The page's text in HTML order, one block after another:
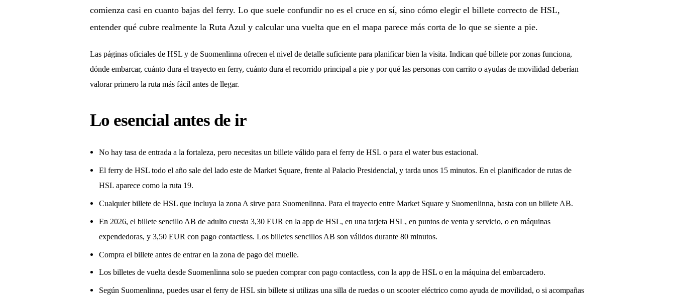
comienza casi en cuanto bajas del ferry. Lo que suele confundir no es el cruce en sí, sino cómo elegir el billete correcto de HSL,
entender qué cubre realmente la Ruta Azul y calcular una vuelta que en el mapa parece más corta de lo que se siente a pie.
Las páginas oficiales de HSL y de Suomenlinna ofrecen el nivel de detalle suficiente para planificar bien la visita. Indican qué billete por zonas funciona,
dónde embarcar, cuánto dura el trayecto en ferry, cuánto dura el recorrido principal a pie y por qué las personas con carrito o ayudas de movilidad deberían
valorar primero la ruta más fácil antes de llegar.
Lo esencial antes de ir
No hay tasa de entrada a la fortaleza, pero necesitas un billete válido para el ferry de HSL o para el water bus estacional.
El ferry de HSL todo el año sale del lado este de Market Square, frente al Palacio Presidencial, y tarda unos 15 minutos. En el planificador de rutas de
HSL aparece como la ruta 19.
Cualquier billete de HSL que incluya la zona A sirve para Suomenlinna. Para el trayecto entre Market Square y Suomenlinna, basta con un billete AB.
En 2026, el billete sencillo AB de adulto cuesta 3,30 EUR en la app de HSL, en una tarjeta HSL, en puntos de venta y servicio, o en máquinas
expendedoras, y 3,50 EUR con pago contactless. Los billetes sencillos AB son válidos durante 80 minutos.
Compra el billete antes de entrar en la zona de pago del muelle.
Los billetes de vuelta desde Suomenlinna solo se pueden comprar con pago contactless, con la app de HSL o en la máquina del embarcadero.
Según Suomenlinna, puedes usar el ferry de HSL sin billete si utilizas una silla de ruedas o un scooter eléctrico como ayuda de movilidad, o si acompañas